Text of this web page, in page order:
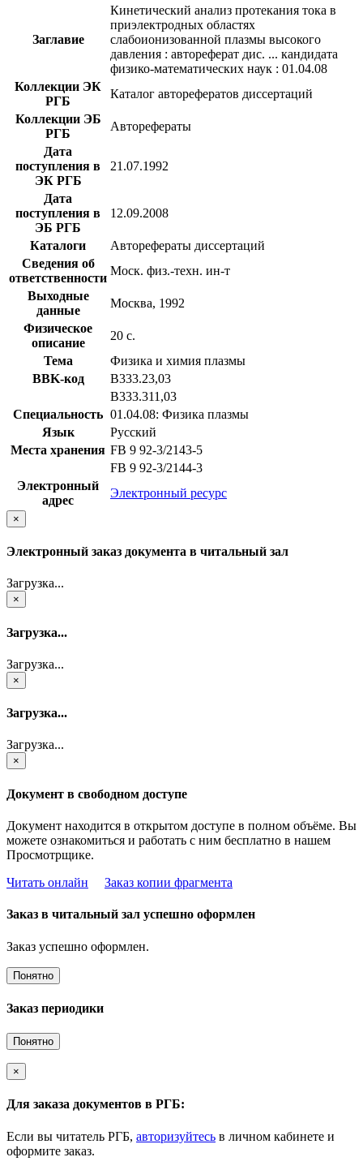
Заглавие
Кинетический анализ протекания тока в
приэлектродных областях
слабоионизованной плазмы высокого
давления : автореферат дис. ... кандидата
физико-математических наук : 01.04.08
Коллекции ЭК
РГБ
Каталог авторефератов диссертаций
Коллекции ЭБ
РГБ
Авторефераты
Дата
поступления в
ЭК РГБ
21.07.1992
Дата
поступления в
ЭБ РГБ
12.09.2008
Каталоги
Авторефераты диссертаций
Сведения об
ответственности
Моск. физ.-техн. ин-т
Выходные
данные
Москва, 1992
Физическое
описание
20 с.
Тема
Физика и химия плазмы
BBK-код
В333.23,03
В333.311,03
Специальность 01.04.08: Физика плазмы
Язык
Русский
Места хранения FB 9 92-3/2143-5
FB 9 92-3/2144-3
Электронный
адрес
Электронный ресурс
×
Электронный заказ документа в читальный зал
Загрузка...
×
Загрузка...
Загрузка...
×
Загрузка...
Загрузка...
×
Документ в свободном доступе
Документ находится в открытом доступе в полном объёме. Вы
можете ознакомиться и работать с ним бесплатно в нашем
Просмотрщике.
Читать онлайн
Заказ копии фрагмента
Заказ в читальный зал успешно оформлен
Заказ успешно оформлен.
Понятно
Заказ периодики
Понятно
×
Для заказа документов в РГБ:
Если вы читатель РГБ, авторизуйтесь в личном кабинете и
оформите заказ.